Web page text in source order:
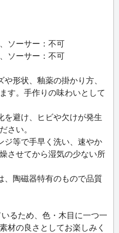
よう製材の段階から考えら
に合わせたスイーツを添え
な方への贈りものにもおす
ソーサー：不可
ソーサー：不可
形状、釉薬の掛かり方、
す。手作りの味わいとして
を避け、ヒビや欠けが発生
さい。
ジ等で手早く洗い、速やか
させてから湿気の少ない所
、陶磁器特有のもので品質
るため、色・木目に一つ一
材の良さとしてお楽しみく